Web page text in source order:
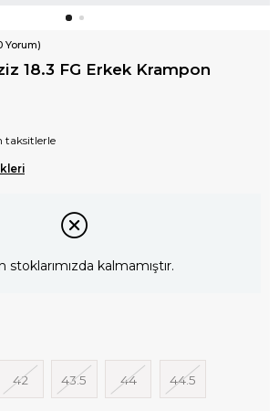
Yorum)
18.3 FG Erkek Krampon
taksitlerle
stoklarımızda kalmamıştır.
42 43.5 44 44.5